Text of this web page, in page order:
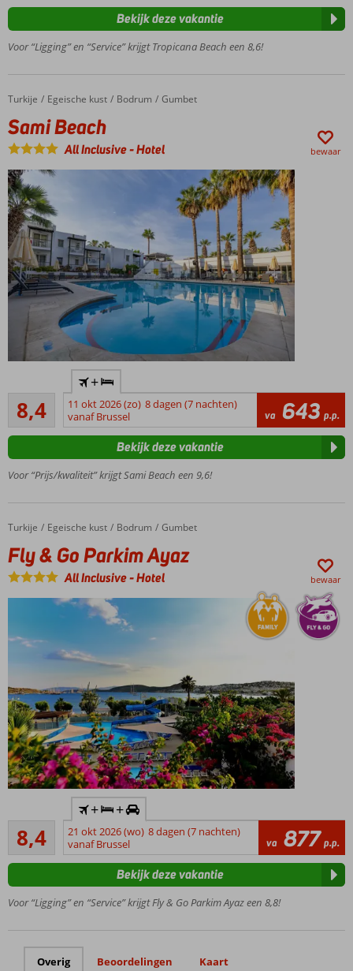
Prachtig
zwembad
Ook op
van
Ontbijt
mogelijk
Voor “Ligging” en “Service” krijgt Tropicana Beach een 8,6!
Bekijk deze vakantie
Home
Turkije Egeische kust Bodrum Gumbet
Sami Beach
Sami Beach
All Inclusive-Hotel bewaar
strand
en in
Gumbet
in de
sauna en
het
bad
Heerlijk
zwembad
met
zonneterras
8,4Zeer goed
5
beoordelingen
+
11 okt 2026 (zo) 8 dagen (7 nachten)
vanaf Brussel
va 643 p.p.
Voor “Prijs/kwaliteit” krijgt Sami Beach een 9,6!
Bekijk deze vakantie
Home
Turkije Egeische kust Bodrum Gumbet
Fly & Go Parkim Ayaz
Fly & Go Parkim Ayaz
All Inclusive-Hotel bewaar
In
Gümbet
gelegen
het
strand
All
Inclusive
tot 00.00
8,4
Zeer goed
621
beoordelingen
+ +
21 okt 2026 (wo) 8 dagen (7 nachten)
vanaf Brussel
va 877 p.p.
Voor “Ligging” en “Service” krijgt Fly & Go Parkim Ayaz een 8,8!
Bekijk deze vakantie
Overig Beoordelingen Kaart